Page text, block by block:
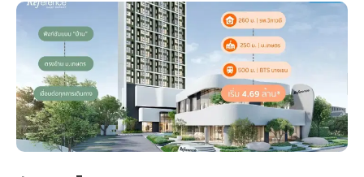
รีวิวในวันนี้ก็คือ COBE Kaset - Sripatum (โค้บบ์ เกษตร -
ศรีปทุม) จาก SC Asset นั่นเองครับ